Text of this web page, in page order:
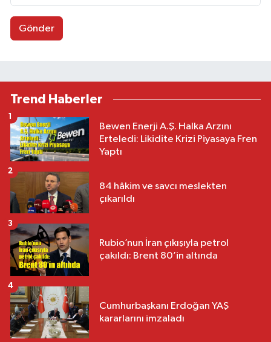
Gönder
Trend Haberler
Bewen Enerji A.Ş. Halka Arzını
Erteledi: Likidite Krizi Piyasaya Fren
Yaptı
1
84 hâkim ve savcı meslekten
çıkarıldı
2
Rubio’nun İran çıkışıyla petrol
çakıldı: Brent 80’in altında
3
Cumhurbaşkanı Erdoğan YAŞ
kararlarını imzaladı
4